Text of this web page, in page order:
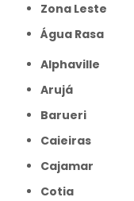
Zona Leste
Água Rasa
Alphaville
Arujá
Barueri
Caieiras
Cajamar
Cotia